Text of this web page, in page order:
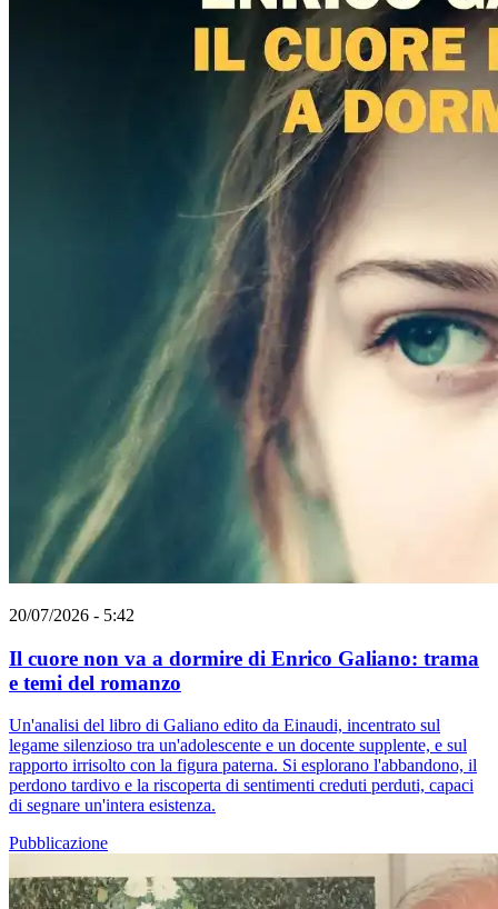
20/07/2026 - 5:42
Il cuore non va a dormire di Enrico Galiano: trama
e temi del romanzo
Un'analisi del libro di Galiano edito da Einaudi, incentrato sul
legame silenzioso tra un'adolescente e un docente supplente, e sul
rapporto irrisolto con la figura paterna. Si esplorano l'abbandono, il
perdono tardivo e la riscoperta di sentimenti creduti perduti, capaci
di segnare un'intera esistenza.
Pubblicazione